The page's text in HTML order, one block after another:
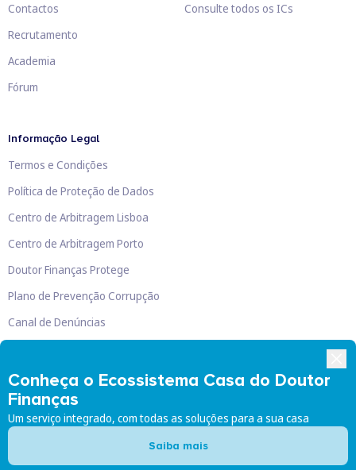
Conheça o Ecossistema Casa do Doutor
Finanças
Um serviço integrado, com todas as soluções para a sua casa
Saiba mais
Contactos
Recrutamento
Academia
Fórum
Consulte todos os ICs
Informação Legal
Termos e Condições
Política de Proteção de Dados
Centro de Arbitragem Lisboa
Centro de Arbitragem Porto
Doutor Finanças Protege
Plano de Prevenção Corrupção
Canal de Denúncias
Doutor Finanças, Lda